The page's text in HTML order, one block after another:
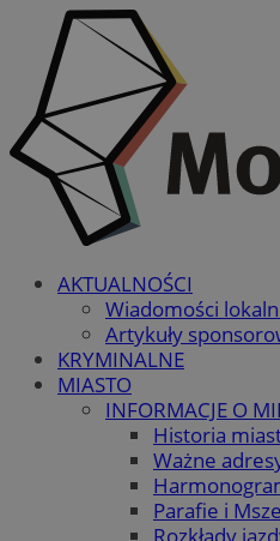
AKTUALNOŚCI
Wiadomości
Artykuły
KRYMINALNE
MIASTO
INFORMACJE O
Historia
Ważne
Parafie i